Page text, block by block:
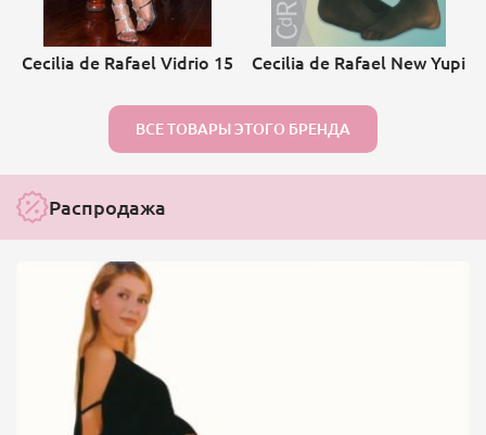
Cecilia de Rafael Vidrio 15 Cecilia de Rafael New Yupi
ВСЕ ТОВАРЫ ЭТОГО БРЕНДА
Распродажа